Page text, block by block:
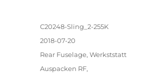
Autor
C20248-Sling_2-255K
Veröffentlicht
2018-07-20
Kategorien
Rear Fuselage,Werkststatt
Schlagwörter
Auspacken RF,